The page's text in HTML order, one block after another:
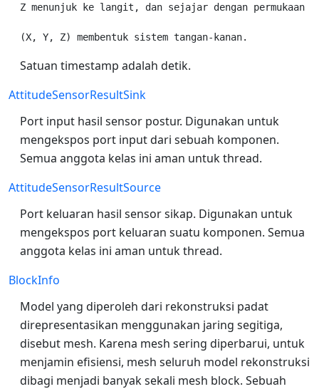
Z menunjuk ke langit, dan sejajar dengan permukaan
Satuan timestamp adalah detik.
AttitudeSensorResultSink
Port input hasil sensor postur. Digunakan untuk
mengekspos port input dari sebuah komponen.
Semua anggota kelas ini aman untuk thread.
AttitudeSensorResultSource
Port keluaran hasil sensor sikap. Digunakan untuk
mengekspos port keluaran suatu komponen. Semua
anggota kelas ini aman untuk thread.
BlockInfo
Model yang diperoleh dari rekonstruksi padat
direpresentasikan menggunakan jaring segitiga,
disebut mesh. Karena mesh sering diperbarui, untuk
menjamin efisiensi, mesh seluruh model rekonstruksi
dibagi menjadi banyak sekali mesh block. Sebuah